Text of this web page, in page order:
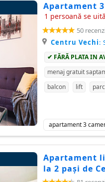
Apartament
1 persoană se
50
Centru Vechi:
✔ FĂRĂ PLATA IN
menaj gratuit
balcon
lift
apartament 3
Apartament
la 2 pași de